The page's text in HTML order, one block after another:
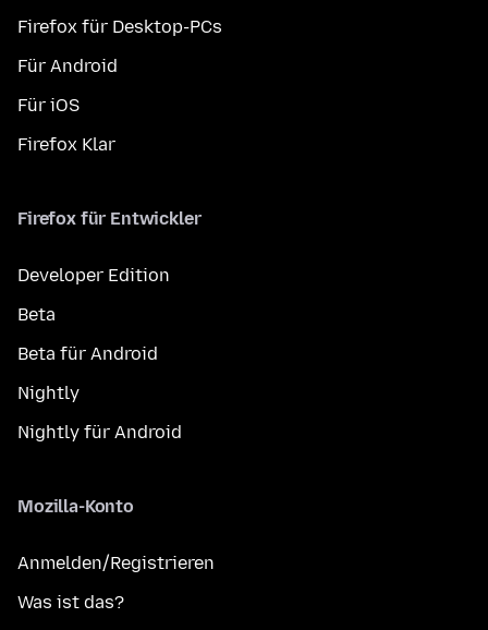
Firefox für Desktop-PCs
Für Android
Für iOS
Firefox Klar
Firefox für Entwickler
Developer Edition
Beta
Beta für Android
Nightly
Nightly für Android
Mozilla-Konto
Anmelden/Registrieren
Was ist das?